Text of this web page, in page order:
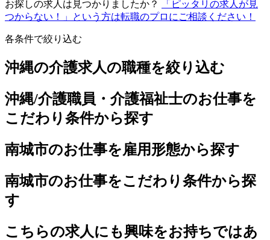
お探しの求人は見つかりましたか？
「ピッタリの求人が見
つからない！」という方は転職のプロにご相談ください！
各条件で絞り込む
沖縄の介護求人の職種を絞り込む
沖縄/介護職員・介護福祉士のお仕事を
こだわり条件から探す
南城市のお仕事を雇用形態から探す
南城市のお仕事をこだわり条件から探
す
こちらの求人にも興味をお持ちではあ